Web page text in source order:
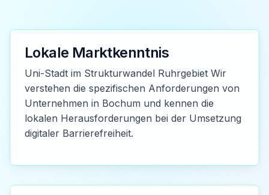
Lokale Marktkenntnis
Uni-Stadt im Strukturwandel Ruhrgebiet Wir
verstehen die spezifischen Anforderungen von
Unternehmen in Bochum und kennen die
lokalen Herausforderungen bei der Umsetzung
digitaler Barrierefreiheit.